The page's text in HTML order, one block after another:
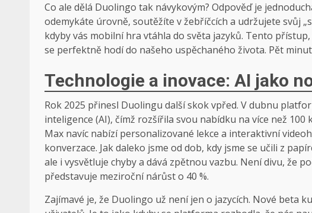
Co ale dělá Duolingo tak návykovým? Odpověď je
odemykáte úrovně, soutěžíte v žebříčcích a udržujete svůj
kdyby vás mobilní hra vtáhla do světa jazyků. Tento
se perfektně hodí do našeho uspěchaného života. Pět
Technologie a inovace: AI jako
Rok 2025 přinesl Duolingu další skok vpřed. V dubnu
inteligence (AI), čímž rozšířila svou nabídku na více než
Max navíc nabízí personalizované lekce a interaktivní
konverzace. Jak daleko jsme od dob, kdy jsme se učili z
ale i vysvětluje chyby a dává zpětnou vazbu. Není divu, že
představuje meziroční nárůst o 40 %.
Zajímavé je, že Duolingo už není jen o jazycích. Nové beta